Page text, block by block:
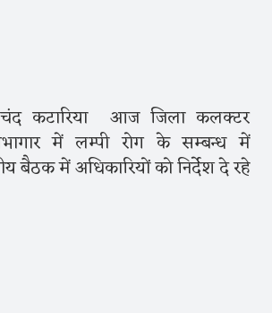
कटारिया आज जिला कलक्टर
में लम्पी रोग के सम्बन्ध में
बैठक में अधिकारियों को निर्देश दे रहे